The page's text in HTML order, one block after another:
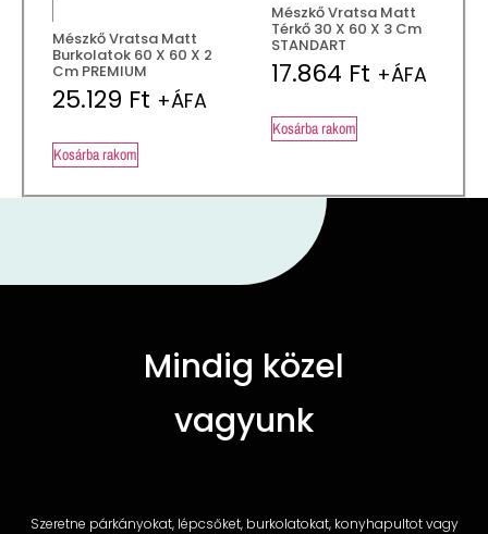
Mészkő Vratsa Matt
Burkolatok 60 X 60 X 2
Cm PREMIUM
25.129 Ft +ÁFA
Kosárba rakom
Mészkő Vratsa Matt
Térkő 30 X 60 X 3 Cm
STANDART
17.864 Ft +ÁFA
Kosárba rakom
Mindig közel
vagyunk
Szeretne párkányokat, lépcsőket, burkolatokat, konyhapultot vagy